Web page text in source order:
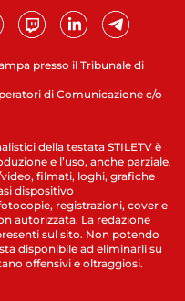
presso il Tribunale di
di Comunicazione c/o
della testata STILETV è
e l’uso, anche parziale,
filmati, loghi, grafiche
dispositivo
registrazioni, cover e
autorizzata. La redazione
sul sito. Non potendo
disponibile ad eliminarli su
offensivi e oltraggiosi.